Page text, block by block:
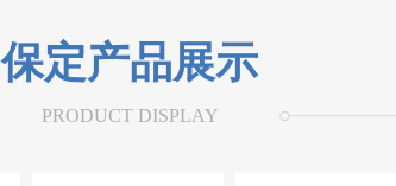
保定产品展示
PRODUCT DISPLAY